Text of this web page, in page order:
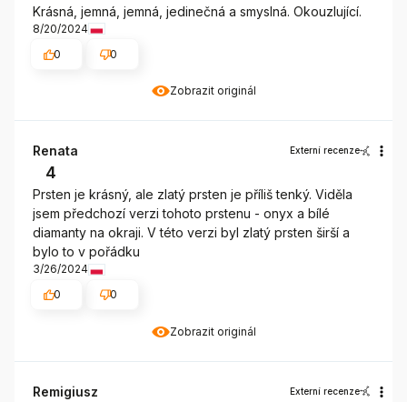
Zobrazit originál
Krásná, jemná, jemná, jedinečná a smyslná. Okouzlující.
8/20/2024
0
0
Zobrazit originál
Renata Externí recenze
4
Prsten je krásný, ale zlatý prsten je příliš tenký. Viděla
jsem předchozí verzi tohoto prstenu - onyx a bílé
diamanty na okraji. V této verzi byl zlatý prsten širší a
bylo to v pořádku
3/26/2024
0
0
Remigiusz Externí recenze